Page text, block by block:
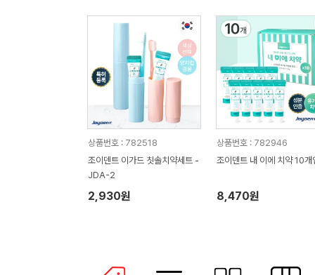
상품번호 : 782518
조이덴트 이가드 칫솔치약세트 -
JDA-2
2,930원
상품번호 : 782946
조이덴트 내 이에 치약 10개
8,470원